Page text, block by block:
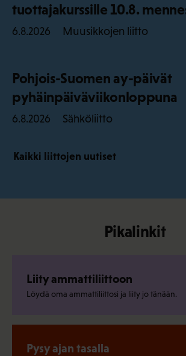
tuottajakurssille 10.8.
6.8.2026 Muusikkojen liitto
Pohjois-Suomen ay-päivät
pyhäinpäiväviikonloppuna
6.8.2026 Sähköliitto
Kaikki liittojen uutiset
Pikalinkit
Liity ammattiliittoon
Löydä oma ammattiliittosi ja liity jo tänään.
Pysy ajan tasalla